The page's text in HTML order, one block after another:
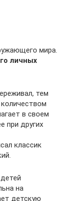
мира.
личных
тем
в своем
при других
классик
на
детскую